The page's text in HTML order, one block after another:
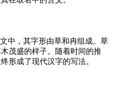
中，其字形由草和冉组成。草
茂盛的样子。随着时间的推
形成了现代汉字的写法。